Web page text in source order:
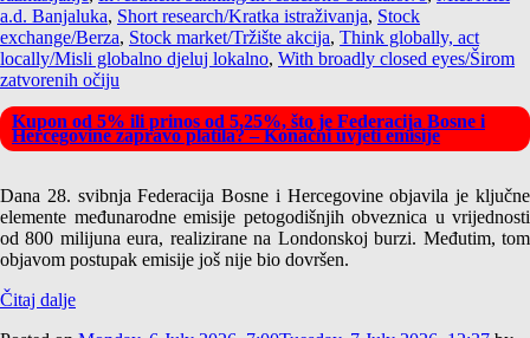
a.d. Banjaluka, Short research/Kratka istraživanja, Stock
exchange/Berza, Stock market/Tržište akcija, Think globally, act
locally/Misli globalno djeluj lokalno, With broadly closed eyes/Širom
zatvorenih očiju
Kupon od 5% ili prinos od 5,25%, što je Federacija Bosne i
Hercegovine zapravo platila? – Konačni uvjeti emisije
Dana 28. svibnja Federacija Bosne i Hercegovine objavila je ključne
elemente međunarodne emisije petogodišnjih obveznica u vrijednosti
od 800 milijuna eura, realizirane na Londonskoj burzi. Međutim, tom
objavom postupak emisije još nije bio dovršen.
Čitaj dalje